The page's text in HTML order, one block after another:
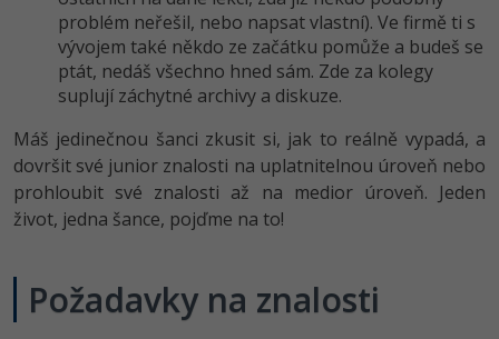
problém neřešil, nebo napsat vlastní). Ve firmě ti s
vývojem také někdo ze začátku pomůže a budeš se
ptát, nedáš všechno hned sám. Zde za kolegy
suplují záchytné archivy a diskuze.
Máš jedinečnou šanci zkusit si, jak to reálně vypadá, a
dovršit své junior znalosti na uplatnitelnou úroveň nebo
prohloubit své znalosti až na medior úroveň. Jeden
život, jedna šance, pojďme na to!
Požadavky na znalosti